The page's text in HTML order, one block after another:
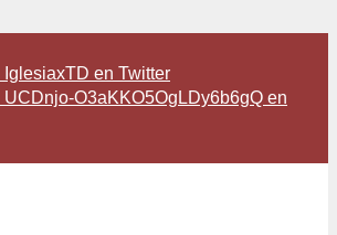
IglesiaxTD en Twitter
UCDnjo-O3aKKO5OgLDy6b6gQ en